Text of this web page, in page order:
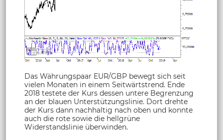
Das Währungspaar EUR/GBP bewegt sich seit
vielen Monaten in einem Seitwärtstrend. Ende
2018 testete der Kurs dessen untere Begrenzung
an der blauen Unterstützungslinie. Dort drehte
der Kurs dann nachhaltig nach oben und konnte
auch die rote sowie die hellgrüne
Widerstandslinie überwinden.